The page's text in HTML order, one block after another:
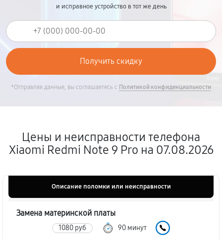
и исправное устройство в тот же день
*Отправляя данные, вы соглашаетесь с Политикой конфиденциальности
Цены и неисправности телефона
Xiaomi Redmi Note 9 Pro на 07.08.2026
Описание поломки или неисправности
Замена материнской платы
1080 руб 90 минут